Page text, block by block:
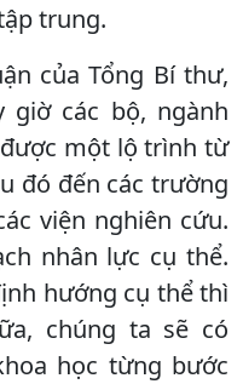
trung.
của Tổng Bí thư,
giờ các bộ, ngành
một lộ trình từ
đó đến các trường
viện nghiên cứu.
nhân lực cụ thể.
hướng cụ thể thì
chúng ta sẽ có
học từng bước